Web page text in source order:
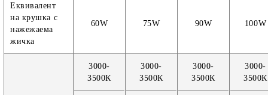
Еквивалент
на крушка с
нажежаема
жичка
60W 75W 90W 100W
3000-
3500К
3000-
3500К
3000-
3500К
3000-
3500К